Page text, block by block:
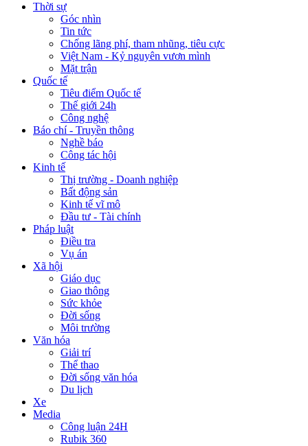
Thời sự
Góc nhìn
Tin tức
Chống lãng phí, tham nhũng, tiêu cực
Việt Nam - Kỷ nguyên vươn mình
Mặt trận
Quốc tế
Tiêu điểm Quốc tế
Thế giới 24h
Công nghệ
Báo chí - Truyền thông
Nghề báo
Công tác hội
Kinh tế
Thị trường - Doanh nghiệp
Bất động sản
Kinh tế vĩ mô
Đầu tư - Tài chính
Pháp luật
Điều tra
Vụ án
Xã hội
Giáo dục
Giao thông
Sức khỏe
Đời sống
Môi trường
Văn hóa
Giải trí
Thể thao
Đời sống văn hóa
Du lịch
Xe
Media
Công luận 24H
Rubik 360